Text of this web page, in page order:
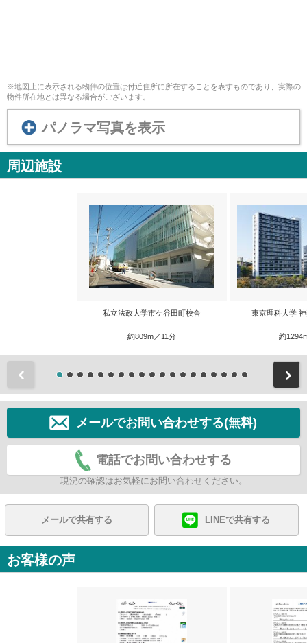
※地図上に表示される物件の位置は付近住所に所在することを表すものであり、実際の
物件所在地とは異なる場合がございます。
パノラマ写真を表示
周辺施設
私立法政大学市ケ谷田町校舎
約809m／11分
東京理科大学
約
メールでお問い合わせする(無料)
電話でお問い合わせする
現況の確認はお気軽にお問い合わせください。
メールで共有する LINEで共有する
お客様の声